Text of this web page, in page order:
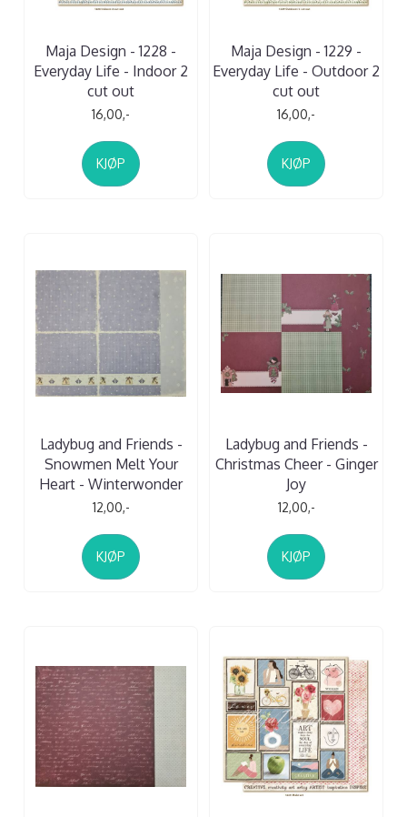
Maja Design - 1228 -
Everyday Life - Indoor 2
cut out
16,00,-
KJØP
Maja Design - 1229 -
Everyday Life - Outdoor 2
cut out
16,00,-
KJØP
Ladybug and Friends -
Snowmen Melt Your
Heart - Winterwonder
12,00,-
KJØP
Ladybug and Friends -
Christmas Cheer - Ginger
Joy
12,00,-
KJØP